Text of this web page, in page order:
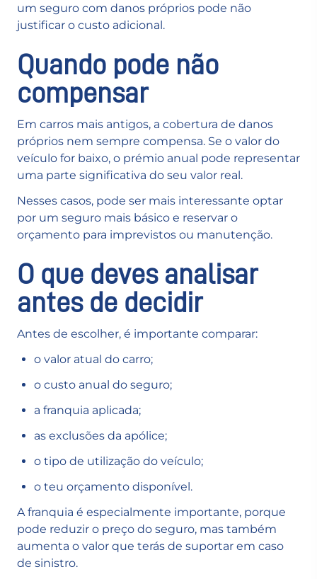
um seguro com danos próprios pode não
justificar o custo adicional.
Quando pode não
compensar
Em carros mais antigos, a cobertura de danos
próprios nem sempre compensa. Se o valor do
veículo for baixo, o prémio anual pode representar
uma parte significativa do seu valor real.
Nesses casos, pode ser mais interessante optar
por um seguro mais básico e reservar o
orçamento para imprevistos ou manutenção.
O que deves analisar
antes de decidir
Antes de escolher, é importante comparar:
o valor atual do carro;
o custo anual do seguro;
a franquia aplicada;
as exclusões da apólice;
o tipo de utilização do veículo;
o teu orçamento disponível.
A franquia é especialmente importante, porque
pode reduzir o preço do seguro, mas também
aumenta o valor que terás de suportar em caso
de sinistro.